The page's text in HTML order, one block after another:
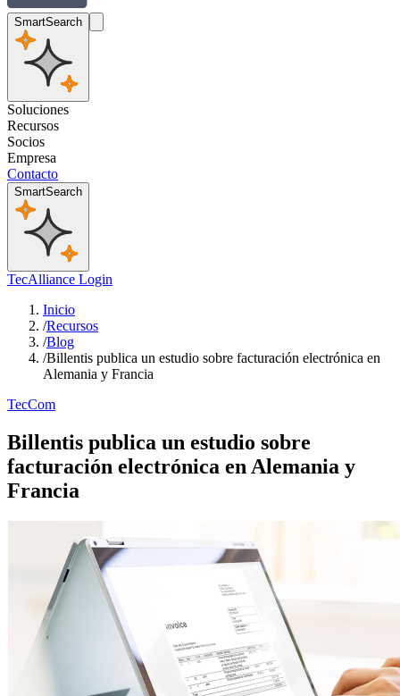
SmartSearch
Soluciones
Recursos
Socios
Empresa
Contacto
SmartSearch
TecAlliance Login
Inicio
/Recursos
/Blog
/Billentis publica un estudio sobre facturación electrónica en
Alemania y Francia
TecCom
Billentis publica un estudio sobre
facturación electrónica en Alemania y
Francia